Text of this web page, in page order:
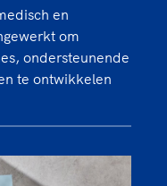
en
om
ondersteunende
te ontwikkelen